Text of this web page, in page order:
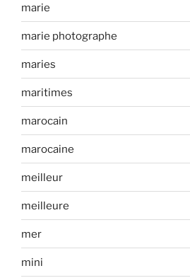
marie
marie photographe
maries
maritimes
marocain
marocaine
meilleur
meilleure
mer
mini